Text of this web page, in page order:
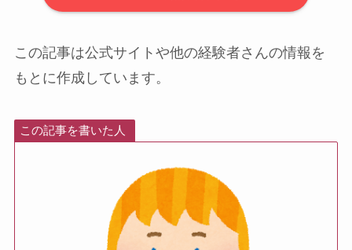
この記事は公式サイトや他の経験者さんの情報を
もとに作成しています。
この記事を書いた人